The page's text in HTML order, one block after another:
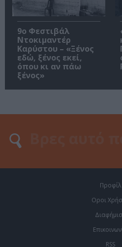
9ο Φεστιβάλ
Ντοκιμαντέρ
Καρύστου – «Ξένος
εδώ, ξένος εκεί,
όπου κι αν πάω
ξένος»
Προφίλ
Οροι
RSS